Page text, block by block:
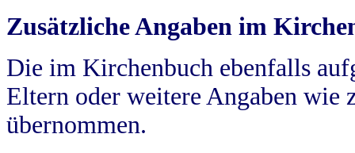
Zusätzliche Angaben im
Die im Kirchenbuch ebenfalls
Eltern oder weitere Angaben wie
übernommen.